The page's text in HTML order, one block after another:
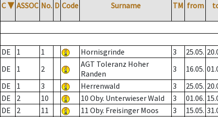
C ▼ ASSOC No. D Code Surname TM from
DE 1 1 Hornisgrinde 3 25.05.
DE
1 2
AGT Toleranz Hoher
Randen
3 16.05.
DE
1 3 Herrenwald 3 25.05.
DE
2 10 10 Oby. Unterwieser Wald 3 01.06.
DE
2 11 11 Oby. Freisinger Moos 3 15.05.